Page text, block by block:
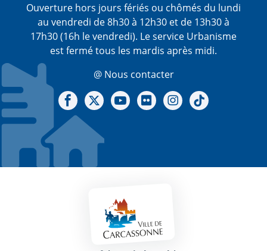
Ouverture hors jours fériés ou chômés du lundi
au vendredi de 8h30 à 12h30 et de 13h30 à
17h30 (16h le vendredi). Le service Urbanisme
est fermé tous les mardis après midi.
@ Nous contacter
Notre Facebook
Notre X - (twitter)
Notre chaine Youtube
Notre Gallerie sur Flickr
Notre Instagram
Mentions légales